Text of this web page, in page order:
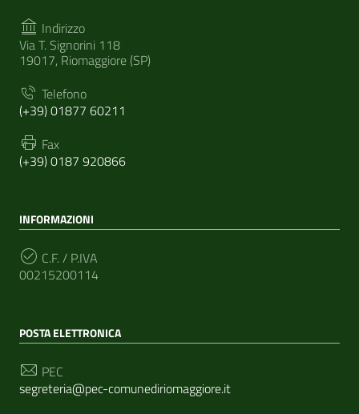
Indirizzo
Via T. Signorini 118
19017, Riomaggiore (SP)
Telefono
(+39) 01877 60211
Fax
(+39) 0187 920866
INFORMAZIONI
C.F. / P.IVA
00215200114
POSTA ELETTRONICA
PEC
segreteria@pec-comunediriomaggiore.it